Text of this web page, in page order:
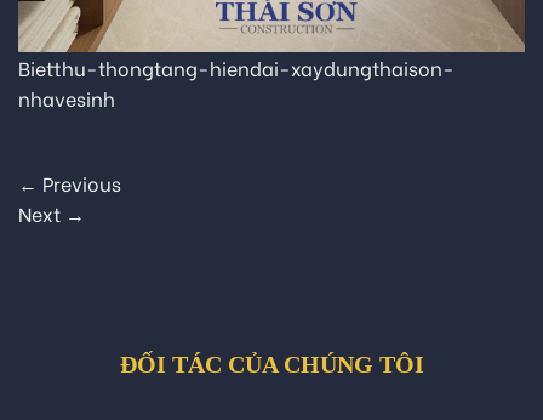
Bietthu-thongtang-hiendai-xaydungthaison-
nhavesinh
← Previous
Next →
ĐỐI TÁC CỦA CHÚNG TÔI